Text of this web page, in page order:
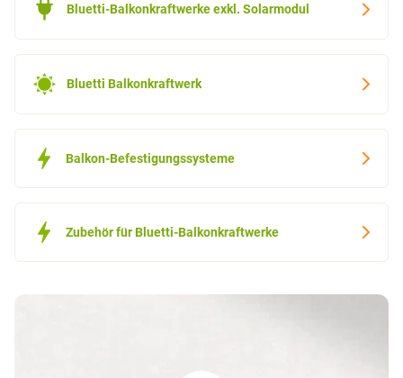
Bluetti-Balkonkraftwerke exkl. Solarmodul
Bluetti Balkonkraftwerk
Balkon-Befestigungssysteme
Zubehör für Bluetti-Balkonkraftwerke